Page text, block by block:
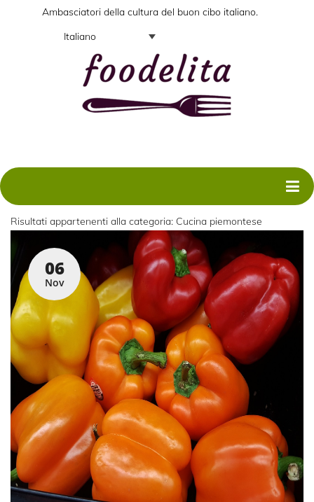
Ambasciatori della cultura del buon cibo italiano.
Italiano
Risultati appartenenti alla categoria: Cucina piemontese
06
Nov